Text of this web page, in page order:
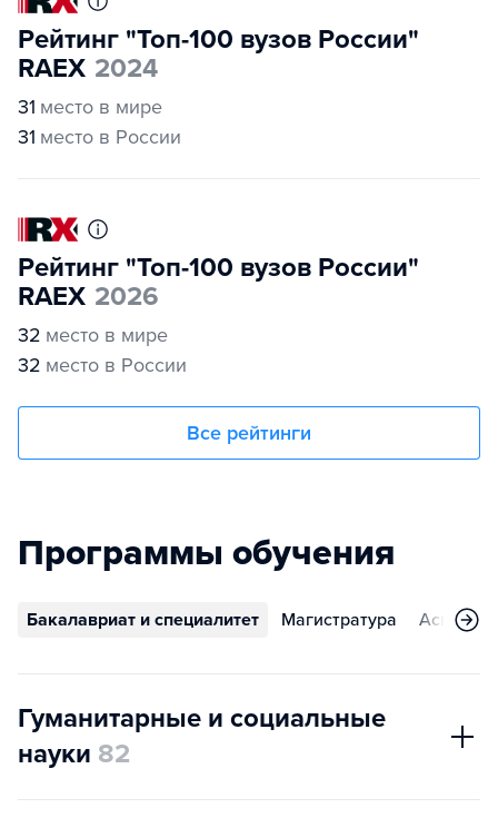
Рейтинг "Топ-100 вузов России"
RAEX 2024
31 место в мире
31 место в России
Рейтинг "Топ-100 вузов России"
RAEX 2026
32 место в мире
32 место в России
Все рейтинги
Программы обучения
Бакалавриат и специалитет Магистратура
Гуманитарные и социальные
науки 82